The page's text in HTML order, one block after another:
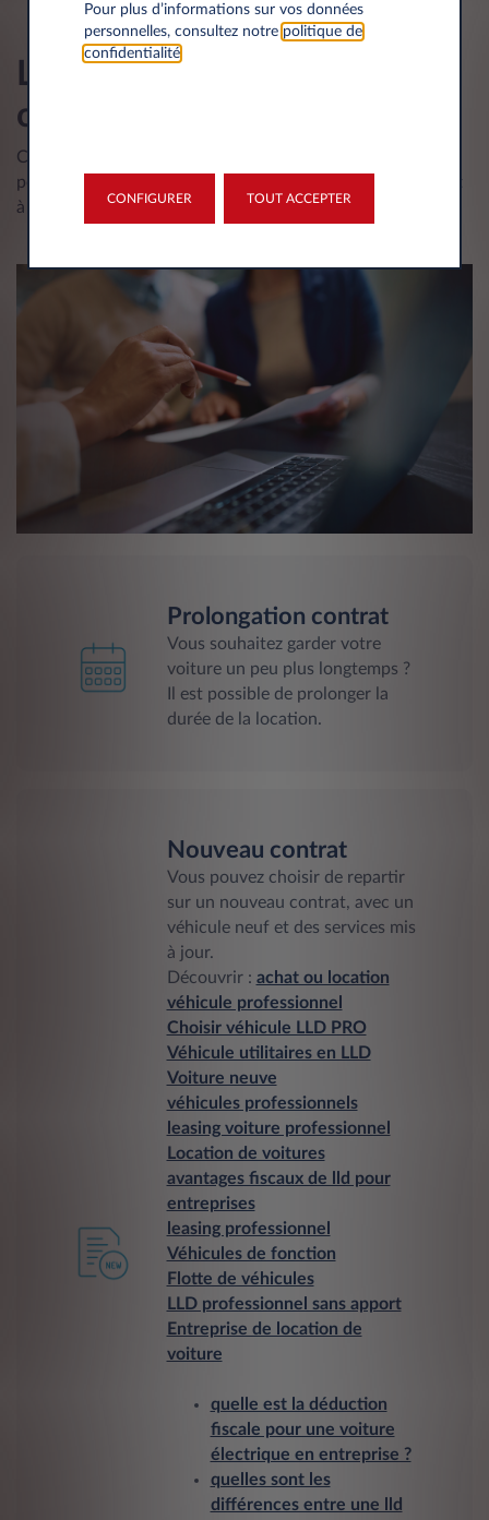
Les autres options en fin de
contrat Leasys
Chez Leasys, restituer votre voiture n’est pas la seule issue
possible en fin de votre contrat. Plusieurs options s’offrent
à vous en fonction de vos besoins professionnels.
Prolongation contrat
Vous souhaitez garder votre
voiture un peu plus longtemps ?
Il est possible de prolonger la
durée de la location.
Nouveau contrat
Vous pouvez choisir de repartir
sur un nouveau contrat, avec un
véhicule neuf et des services mis
à jour.
Découvrir : achat ou location
véhicule professionnel
Choisir véhicule LLD PRO
Véhicule utilitaires en LLD
Voiture neuve
véhicules professionnels
leasing voiture professionnel
Location de voitures
avantages fiscaux de lld pour
entreprises
leasing professionnel
Véhicules de fonction
Flotte de véhicules
LLD professionnel sans apport
Entreprise de location de
voiture
quelle est la déduction
fiscale pour une voiture
électrique en entreprise ?
quelles sont les
différences entre une lld
Pour plus d’informations sur vos données
personnelles, consultez notre politique de
confidentialité.
CONFIGURER TOUT ACCEPTER